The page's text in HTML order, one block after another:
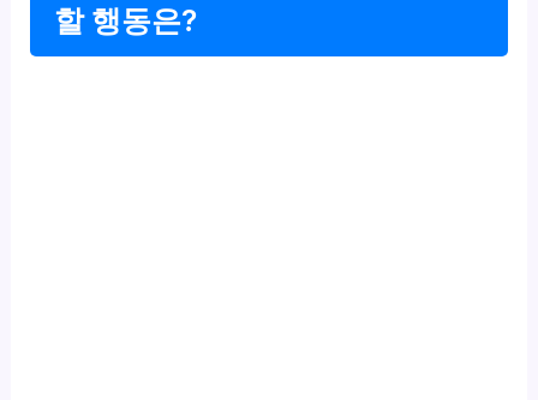
할 행동은?